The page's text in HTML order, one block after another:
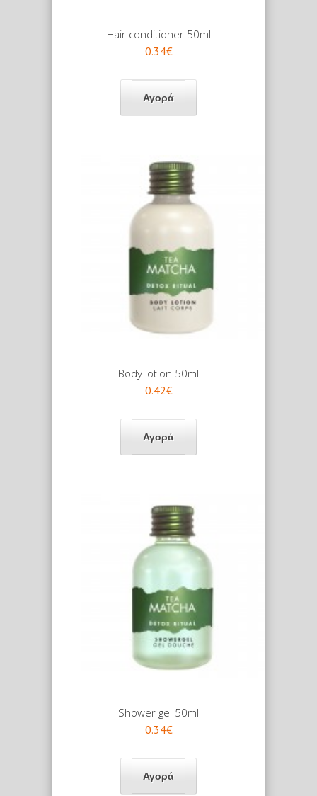
Hair conditioner 50ml
0.34€
Body lotion 50ml
0.42€
Shower gel 50ml
0.34€